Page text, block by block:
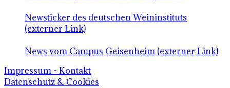
Newsticker des deutschen Weininstituts
(externer Link)
News vom Campus Geisenheim (externer Link)
Impressum - Kontakt
Datenschutz & Cookies